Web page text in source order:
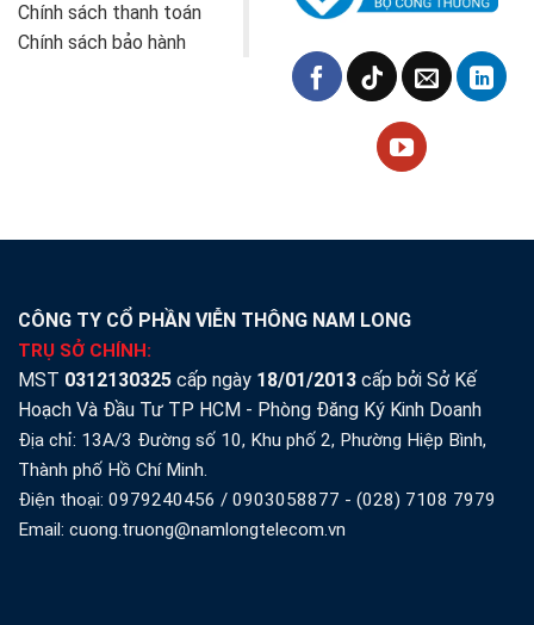
Chính sách thanh toán
Chính sách bảo hành
CÔNG TY CỔ PHẦN VIỄN THÔNG NAM LONG
TRỤ SỞ CHÍNH:
MST 0312130325 cấp ngày 18/01/2013 cấp bởi Sở Kế
Hoạch Và Đầu Tư TP HCM - Phòng Đăng Ký Kinh Doanh
Địa chỉ: 13A/3 Đường số 10, Khu phố 2, Phường Hiệp Bình,
Thành phố Hồ Chí Minh.
Điện thoại: 0979240456 / 0903058877 - (028) 7108 7979
Email: cuong.truong@namlongtelecom.vn